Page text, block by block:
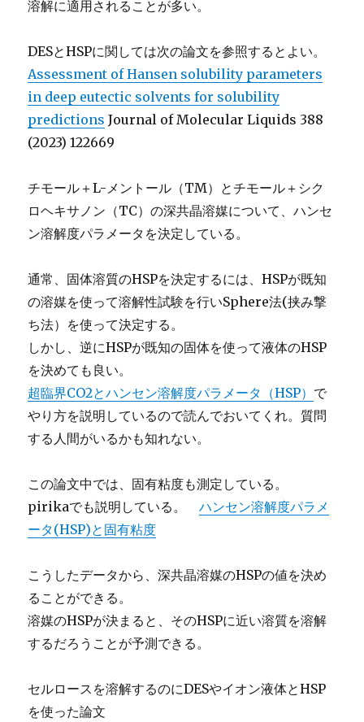
溶解に適用されることが多い。
DESとHSPに関しては次の論文を参照するとよい。
Assessment of Hansen solubility parameters
in deep eutectic solvents for solubility
predictions Journal of Molecular Liquids 388
(2023) 122669
チモール＋L-メントール（TM）とチモール＋シク
ロヘキサノン（TC）の深共晶溶媒について、ハンセ
ン溶解度パラメータを決定している。
通常、固体溶質のHSPを決定するには、HSPが既知
の溶媒を使って溶解性試験を行いSphere法(挟み撃
ち法）を使って決定する。
しかし、逆にHSPが既知の固体を使って液体のHSP
を決めても良い。
超臨界CO2とハンセン溶解度パラメータ（HSP） で
やり方を説明しているので読んでおいてくれ。質問
する人間がいるかも知れない。
この論文中では、固有粘度も測定している。
pirikaでも説明している。ハンセン溶解度パラメ
ータ(HSP)と固有粘度
こうしたデータから、深共晶溶媒のHSPの値を決め
ることができる。
溶媒のHSPが決まると、そのHSPに近い溶質を溶解
するだろうことが予測できる。
セルロースを溶解するのにDESやイオン液体とHSP
を使った論文